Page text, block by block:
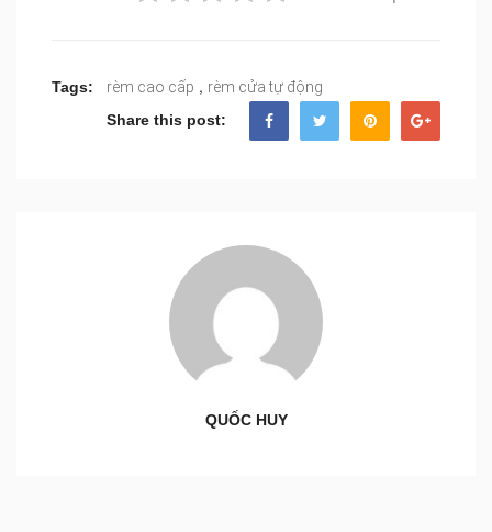
Tags: rèm cao cấp , rèm cửa tự động
Share this post:
QUỐC HUY